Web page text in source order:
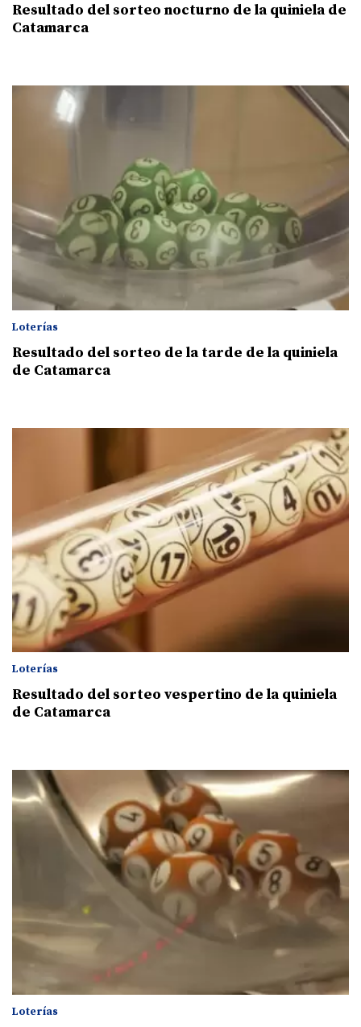
Resultado del sorteo nocturno de la quiniela de
Catamarca
Loterías
Resultado del sorteo de la tarde de la quiniela
de Catamarca
Loterías
Resultado del sorteo vespertino de la quiniela
de Catamarca
Loterías